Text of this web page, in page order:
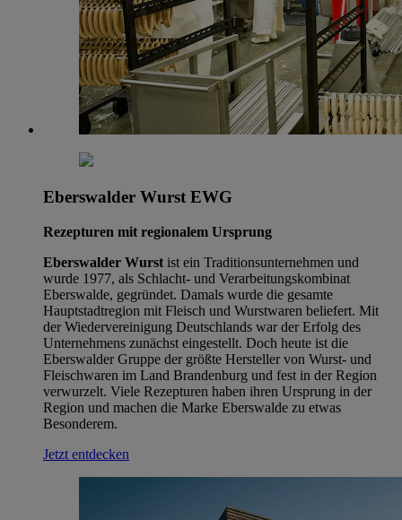
Eberswalder Wurst EWG
Rezepturen mit regionalem Ursprung
Eberswalder Wurst ist ein Traditionsunternehmen und
wurde 1977, als Schlacht- und Verarbeitungskombinat
Eberswalde, gegründet. Damals wurde die gesamte
Hauptstadtregion mit Fleisch und Wurstwaren beliefert. Mit
der Wiedervereinigung Deutschlands war der Erfolg des
Unternehmens zunächst eingestellt. Doch heute ist die
Eberswalder Gruppe der größte Hersteller von Wurst- und
Fleischwaren im Land Brandenburg und fest in der Region
verwurzelt. Viele Rezepturen haben ihren Ursprung in der
Region und machen die Marke Eberswalde zu etwas
Besonderem.
Jetzt entdecken